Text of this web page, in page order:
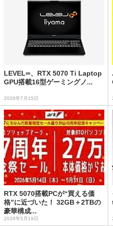
LEVEL∞、RTX 5070 Ti Laptop
GPU搭載16型ゲーミングノ...
2026年7月15日
RTX 5070搭載PCが“買える価
格”に近づいた！ 32GB＋2TBの
豪華構成...
2026年5月19日